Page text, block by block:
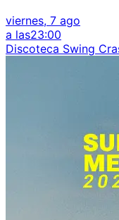
viernes, 7 ago
a las23:00
Discoteca Swing